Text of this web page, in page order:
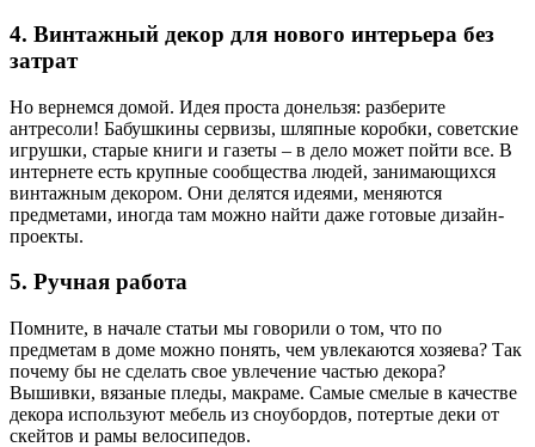
4. Винтажный декор для нового интерьера без
затрат
Но вернемся домой. Идея проста донельзя: разберите
антресоли! Бабушкины сервизы, шляпные коробки, советские
игрушки, старые книги и газеты – в дело может пойти все. В
интернете есть крупные сообщества людей, занимающихся
винтажным декором. Они делятся идеями, меняются
предметами, иногда там можно найти даже готовые дизайн-
проекты.
5. Ручная работа
Помните, в начале статьи мы говорили о том, что по
предметам в доме можно понять, чем увлекаются хозяева? Так
почему бы не сделать свое увлечение частью декора?
Вышивки, вязаные пледы, макраме. Самые смелые в качестве
декора используют мебель из сноубордов, потертые деки от
скейтов и рамы велосипедов.